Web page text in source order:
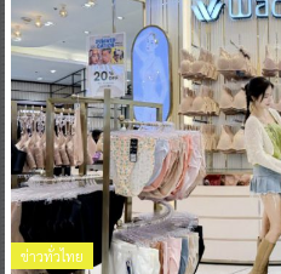
ข่าวทั่วไทย